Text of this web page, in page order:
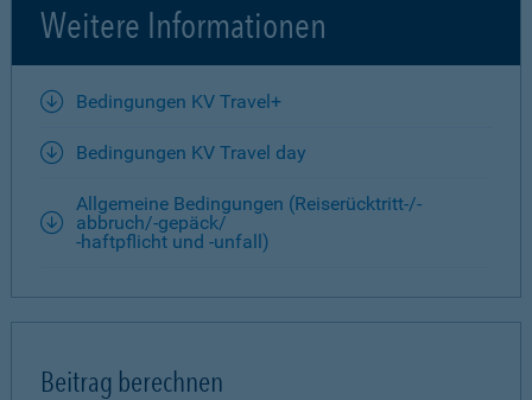
Weitere Informationen
Bedingungen KV Travel+
Bedingungen KV Travel day
Allgemeine Bedingungen (Reiserücktritt-/-
abbruch/-gepäck/
-haftpflicht und -unfall)
Beitrag berechnen